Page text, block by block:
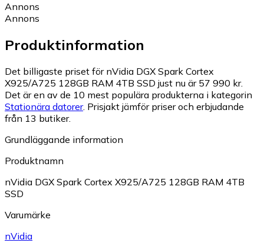
Annons
Annons
Produktinformation
Det billigaste priset för nVidia DGX Spark Cortex
X925/A725 128GB RAM 4TB SSD just nu är 57 990 kr.
Det är en av de 10 mest populära produkterna i kategorin
Stationära datorer. Prisjakt jämför priser och erbjudande
från 13 butiker.
Grundläggande information
Produktnamn
nVidia DGX Spark Cortex X925/A725 128GB RAM 4TB
SSD
Varumärke
nVidia